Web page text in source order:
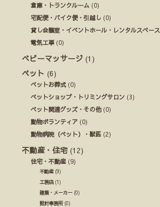
倉庫・トランクルーム (0)
宅配便・バイク便・引越し (0)
貸し会議室・イベントホール・レンタルスペース
電気工事(0)
ベビーマッサージ (1)
ペット (6)
ペットお葬式(0)
ペットショップ・トリミングサロン (3)
ペット関連グッズ・その他(0)
動物ボランティア (0)
動物病院（ペット）・獣医 (2)
不動産・住宅 (12)
住宅・不動産 (9)
不動産 (9)
工務店 (1)
建築・メーカー (0)
設計事務所(0)